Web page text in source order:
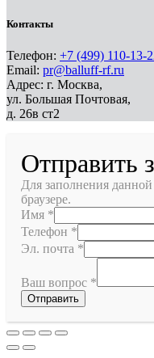
Контакты
Телефон: +7 (499) 110-13-
Email: pr@balluff-rf.ru
Адрес: г. Москва,
ул. Большая Почтовая,
д. 26в ст2
Отправить
Для заполнения
браузере.
Имя *
Телефон *
Эл. почта *
Ваш вопрос *
Отправить